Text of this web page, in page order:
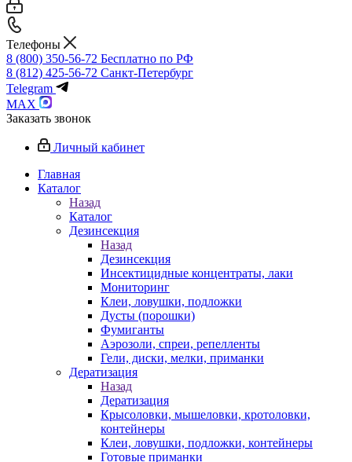
Телефоны
8 (800) 350-56-72 Бесплатно по РФ
8 (812) 425-56-72 Санкт-Петербург
Telegram
MAX
Заказать звонок
Личный кабинет
Главная
Каталог
Назад
Каталог
Дезинсекция
Назад
Дезинсекция
Инсектицидные концентраты, лаки
Мониторинг
Клеи, ловушки, подложки
Дусты (порошки)
Фумиганты
Аэрозоли, спреи, репелленты
Гели, диски, мелки, приманки
Дератизация
Назад
Дератизация
Крысоловки, мышеловки, кротоловки,
контейнеры
Клеи, ловушки, подложки, контейнеры
Готовые приманки